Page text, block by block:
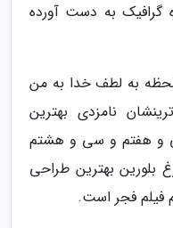
گرافیک به دست آورده
لحظه به لطف خدا به من
نامزدی بهترین
و هفتم و سی و هشتم
بلورین بهترین طراحی
فیلم فجر است.